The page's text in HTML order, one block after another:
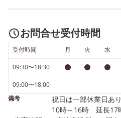
の時期に入りますが、室内で
をたくさん取り入れていきた
いと思います👍
お問合せ受付時間
受付時間 月 火 水
09:30〜18:30
09:00〜18:00
備考
祝日は一部休業日あ
10時～16時 延長17